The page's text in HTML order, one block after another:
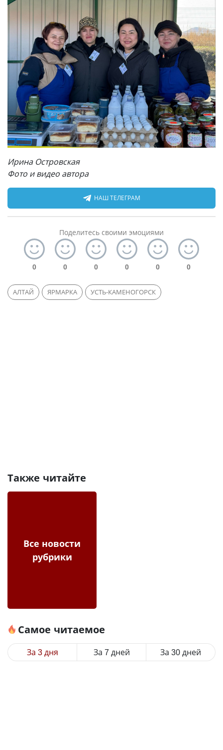
Ирина Островская
Фото и видео автора
НАШ ТЕЛЕГРАМ
Поделитесь своими эмоциями
0 0 0 0 0 0
АЛТАЙ ЯРМАРКА УСТЬ-КАМЕНОГОРСК
Также читайте
Все новости
рубрики
Самое читаемое
За 3 дня За 7 дней За 30 дней